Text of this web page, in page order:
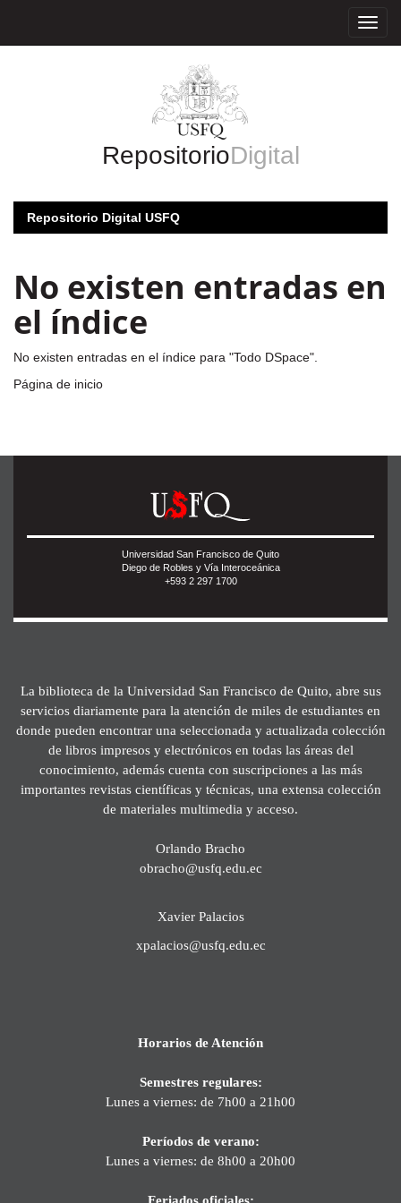
RepositorioDigital
Repositorio Digital USFQ
No existen entradas en
el índice
No existen entradas en el índice para "Todo DSpace".
Página de inicio
Universidad San Francisco de Quito
Diego de Robles y Vía Interoceánica
+593 2 297 1700
La biblioteca de la Universidad San Francisco de Quito, abre sus
servicios diariamente para la atención de miles de estudiantes en
donde pueden encontrar una seleccionada y actualizada colección
de libros impresos y electrónicos en todas las áreas del
conocimiento, además cuenta con suscripciones a las más
importantes revistas científicas y técnicas, una extensa colección
de materiales multimedia y acceso.
Orlando Bracho
obracho@usfq.edu.ec
Xavier Palacios
xpalacios@usfq.edu.ec
Horarios de Atención
Semestres regulares:
Lunes a viernes: de 7h00 a 21h00
Períodos de verano:
Lunes a viernes: de 8h00 a 20h00
Feriados oficiales: